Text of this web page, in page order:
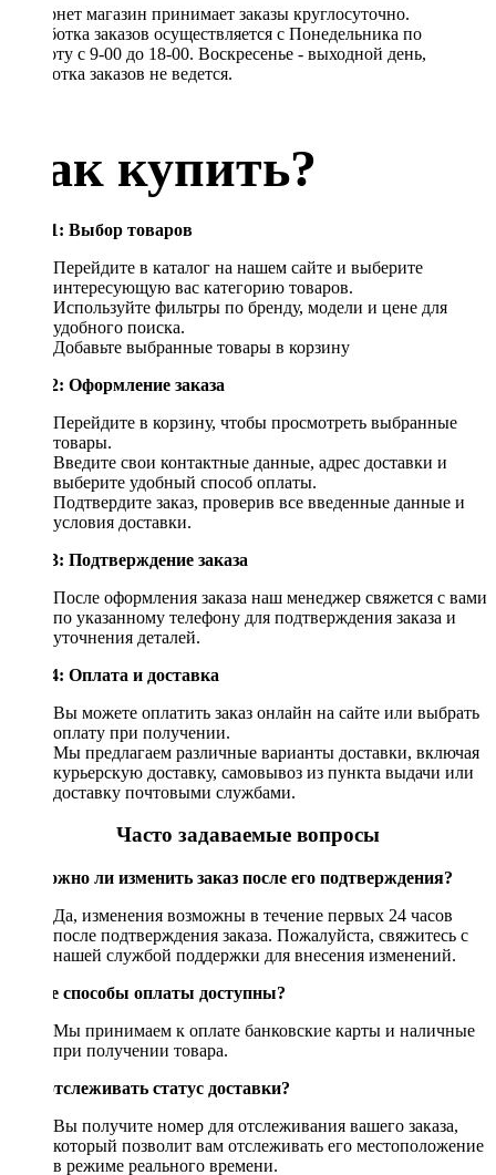
Интернет магазин принимает заказы круглосуточно.
Обработка заказов осуществляется с Понедельника по
Субботу с 9-00 до 18-00. Воскресенье - выходной день,
обработка заказов не ведется.
Как купить?
Шаг 1: Выбор товаров
Перейдите в каталог на нашем сайте и выберите
интересующую вас категорию товаров.
Используйте фильтры по бренду, модели и цене для
удобного поиска.
Добавьте выбранные товары в корзину
Шаг 2: Оформление заказа
Перейдите в корзину, чтобы просмотреть выбранные
товары.
Введите свои контактные данные, адрес доставки и
выберите удобный способ оплаты.
Подтвердите заказ, проверив все введенные данные и
условия доставки.
Шаг 3: Подтверждение заказа
После оформления заказа наш менеджер свяжется с вами
по указанному телефону для подтверждения заказа и
уточнения деталей.
Шаг 4: Оплата и доставка
Вы можете оплатить заказ онлайн на сайте или выбрать
оплату при получении.
Мы предлагаем различные варианты доставки, включая
курьерскую доставку, самовывоз из пункта выдачи или
доставку почтовыми службами.
Часто задаваемые вопросы
Возможно ли изменить заказ после его подтверждения?
Да, изменения возможны в течение первых 24 часов
после подтверждения заказа. Пожалуйста, свяжитесь с
нашей службой поддержки для внесения изменений.
Какие способы оплаты доступны?
Мы принимаем к оплате банковские карты и наличные
при получении товара.
Как отслеживать статус доставки?
Вы получите номер для отслеживания вашего заказа,
который позволит вам отслеживать его местоположение
в режиме реального времени.